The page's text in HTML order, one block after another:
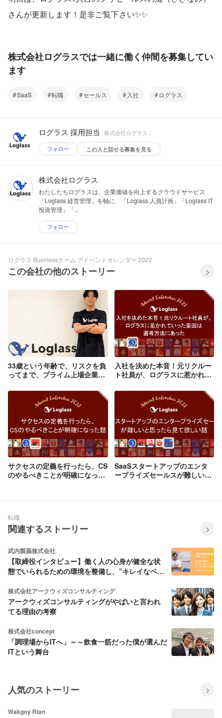
さんが更新します！是非ご覧下さい✨✨
株式会社ログラスでは一緒に働く仲間を募集してい
ます
SaaS 転職 セールス 入社 ログラス
ログラス 採用担当 株式会社ログラス /
フォロー この人と話せる募集を見る
株式会社ログラス
わたしたちログラスは、企業価値を向上するクラウドサービス
「Loglass 経営管理」を軸に、「Loglass 人員計画」「Loglass IT
投資管理」「...
フォロー
ログラス Businessチーム アドベントカレンダー 2022
この会社の他のストーリー
33歳という年齢で、リスクを負
ってまで、プライム上場企業
企業に転職した理由とは
入社を決めた本音！元リクルー
ト社員が、ログラスに惹かれて
サクセスの定義を行ったら、CS
のやるべきことが明確になった
SaaSスタートアップのエンタ
ープライズセールスが難しいと
転職
関連するストーリー
武内製薬株式会社
【取締役インタビュー】働く人の心身が健全な状
態でいられるための環境を整備し、”キレイなベン
株式会社アークウィズコンサルティング
アークウィズコンサルティングがやばいと言われ
てる理由の考察
株式会社concept
「調理場からITへ」～～飲食一筋だった僕が選んだ
ITという舞台
人気のストーリー
Wakgoy Rian